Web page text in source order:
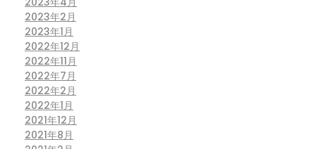
2023年2月
2023年1月
2022年12月
2022年11月
2022年7月
2022年2月
2022年1月
2021年12月
2021年8月